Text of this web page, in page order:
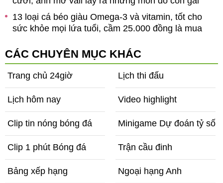
13 loại cá béo giàu Omega-3 và vitamin, tốt cho
sức khỏe mọi lứa tuổi, cầm 25.000 đồng là mua
CÁC CHUYÊN MỤC KHÁC
Trang chủ 24giờ Lịch thi đấu
Lịch hôm nay Video highlight
Clip tin nóng bóng đá Minigame Dự đoán tỷ số
Clip 1 phút Bóng đá Trận cầu đinh
Bảng xếp hạng Ngoại hạng Anh